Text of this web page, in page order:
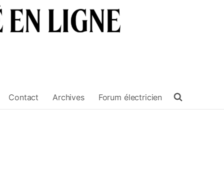
Contact Archives Forum électricien